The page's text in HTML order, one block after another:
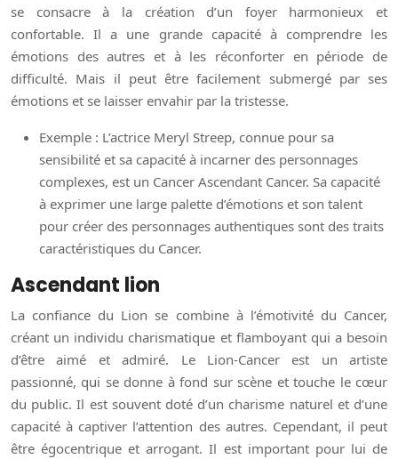
se consacre à la création d’un foyer harmonieux et
confortable. Il a une grande capacité à comprendre les
émotions des autres et à les réconforter en période de
difficulté. Mais il peut être facilement submergé par ses
émotions et se laisser envahir par la tristesse.
Exemple : L’actrice Meryl Streep, connue pour sa
sensibilité et sa capacité à incarner des personnages
complexes, est un Cancer Ascendant Cancer. Sa capacité
à exprimer une large palette d’émotions et son talent
pour créer des personnages authentiques sont des traits
caractéristiques du Cancer.
Ascendant lion
La confiance du Lion se combine à l’émotivité du Cancer,
créant un individu charismatique et flamboyant qui a besoin
d’être aimé et admiré. Le Lion-Cancer est un artiste
passionné, qui se donne à fond sur scène et touche le cœur
du public. Il est souvent doté d’un charisme naturel et d’une
capacité à captiver l’attention des autres. Cependant, il peut
être égocentrique et arrogant. Il est important pour lui de